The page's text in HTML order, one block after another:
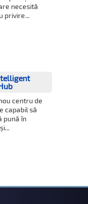
necesită
privire...
centru de
capabil să
pună în